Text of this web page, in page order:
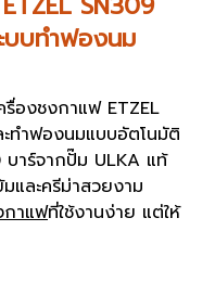
บทำฟองนม
องชงกาแฟ ETZEL
ทำฟองนมแบบอัตโนมัติ
บาร์จากปั๊ม ULKA แท้
และครีม่าสวยงาม
กาแฟที่ใช้งานง่าย แต่ให้